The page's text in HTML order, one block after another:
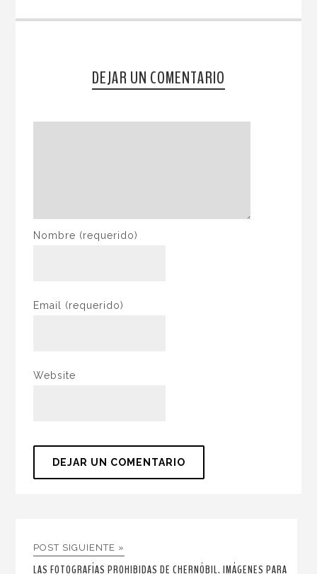
DEJAR UN COMENTARIO
Nombre (requerido)
Email (requerido)
Website
POST SIGUIENTE »
LAS FOTOGRAFÍAS PROHIBIDAS DE CHERNÓBIL. IMÁGENES PARA